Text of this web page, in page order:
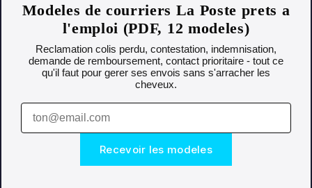
Modeles de courriers La Poste prets a
l'emploi (PDF, 12 modeles)
Reclamation colis perdu, contestation, indemnisation,
demande de remboursement, contact prioritaire - tout ce
qu'il faut pour gerer ses envois sans s'arracher les
cheveux.
Recevoir les modeles